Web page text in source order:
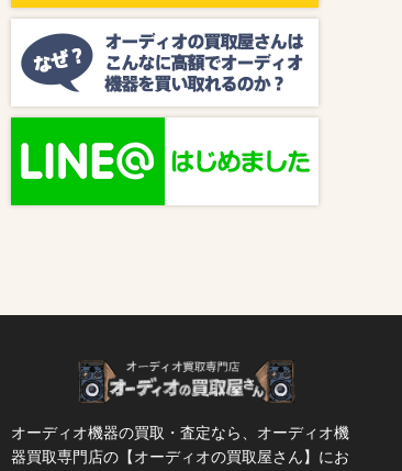
『オーディオの買取屋さん presents ジャズ
SPタイム』が放送されます。 かつての人気
番組が ...
オーディオ機器の買取・査定なら、オーディオ機
器買取専門店の【オーディオの買取屋さん】にお